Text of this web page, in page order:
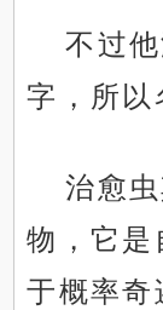
不过
字，所以
治愈
物，它是
于概率奇